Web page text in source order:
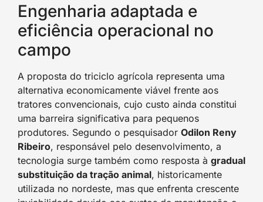
Engenharia adaptada e
eficiência operacional no
campo
A proposta do triciclo agrícola representa uma
alternativa economicamente viável frente aos
tratores convencionais, cujo custo ainda constitui
uma barreira significativa para pequenos
produtores. Segundo o pesquisador Odilon Reny
Ribeiro, responsável pelo desenvolvimento, a
tecnologia surge também como resposta à gradual
substituição da tração animal, historicamente
utilizada no nordeste, mas que enfrenta crescente